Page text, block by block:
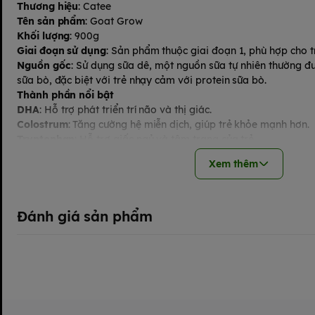
Thương hiệu: Catee
Tên sản phẩm: Goat Grow
Khối lượng: 900g
Giai đoạn sử dụng: Sản phẩm thuộc giai đoạn 1, phù hợp cho
Nguồn gốc: Sử dụng sữa dê, một nguồn sữa tự nhiên thường
sữa bò, đặc biệt với trẻ nhạy cảm với protein sữa bò.
Thành phần nổi bật
DHA: Hỗ trợ phát triển trí não và thị giác.
Colostrum: Tăng cường hệ miễn dịch, giúp trẻ khỏe mạnh hơn.
: Lon sữa có thiết kế bắt mắt với hình ảnh
chủ đạo là trắng và xanh dương, tạo cảm giác tươi mới. Trên
về lợi ích của DHA, Colostrum và Tryptophan.
Hỗ trợ phát triển chiều cao
Xem thêm
Đánh giá sản phẩm